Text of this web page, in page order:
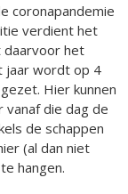
coronapandemie
verdient het
daarvoor het
jaar wordt op 4
Hier kunnen
vanaf die dag de
de schappen
(al dan niet
hangen.